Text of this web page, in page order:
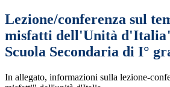
Lezione/conferenza sul
misfatti dell'Unità
Scuola Secondaria di I°
In allegato, informazioni sulla lezione-